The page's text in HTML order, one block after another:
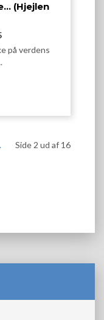
(Hjejlen
på verdens
Side 2 ud af 16